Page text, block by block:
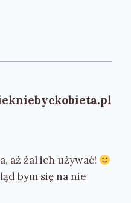
aż żal ich używać!
bym się na nie